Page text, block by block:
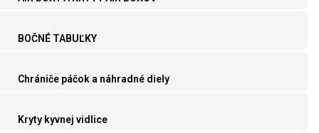
BOČNÉ TABUĽKY
Chrániče páčok a náhradné diely
Kryty kyvnej vidlice